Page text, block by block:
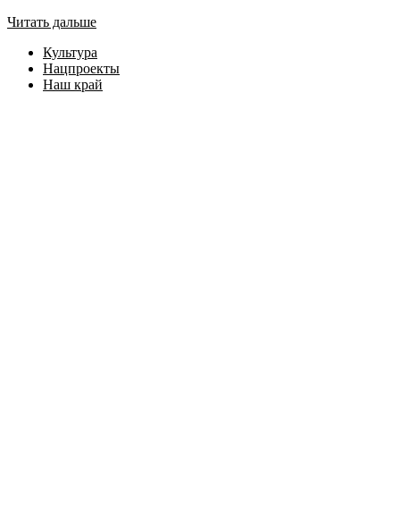
Читать дальше
Культура
Нацпроекты
Наш край